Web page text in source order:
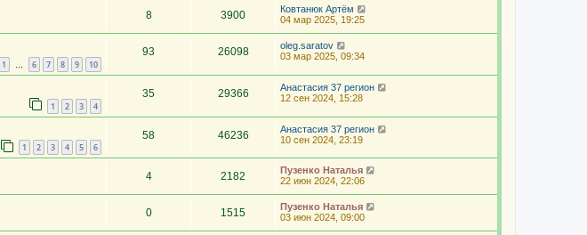
8 3900
Ковтанюк Артём
04 мар 2025, 19:25
1 … 6 7 8 9 10
93 26098
oleg.saratov
03 мар 2025, 09:34
1 2 3 4
35 29366
Анастасия 37 регион
12 сен 2024, 15:28
1 2 3 4 5 6
58 46236
Анастасия 37 регион
10 сен 2024, 23:19
4 2182
Пузенко Наталья
22 июн 2024, 22:06
0 1515
Пузенко Наталья
03 июн 2024, 09:00